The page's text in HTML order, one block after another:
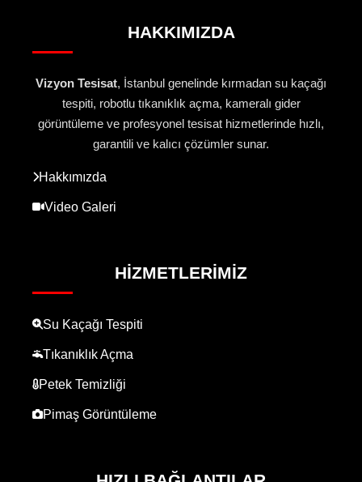
HAKKIMIZDA
Vizyon Tesisat, İstanbul genelinde kırmadan su kaçağı
tespiti, robotlu tıkanıklık açma, kameralı gider
görüntüleme ve profesyonel tesisat hizmetlerinde hızlı,
garantili ve kalıcı çözümler sunar.
Hakkımızda
Video Galeri
HIZMETLERIMIZ
Su Kaçağı Tespiti
Tıkanıklık Açma
Petek Temizliği
Pimaş Görüntüleme